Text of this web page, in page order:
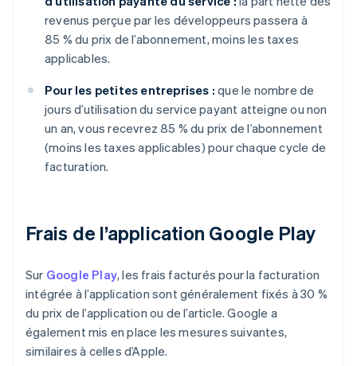
revenus perçue par les développeurs passera à
85 % du prix de l’abonnement, moins les taxes
applicables.
Pour les petites entreprises : que le nombre de
jours d’utilisation du service payant atteigne ou non
un an, vous recevrez 85 % du prix de l’abonnement
(moins les taxes applicables) pour chaque cycle de
facturation.
Frais de l’application Google Play
Sur Google Play, les frais facturés pour la facturation
intégrée à l’application sont généralement fixés à 30 %
du prix de l’application ou de l’article. Google a
également mis en place les mesures suivantes,
similaires à celles d’Apple.